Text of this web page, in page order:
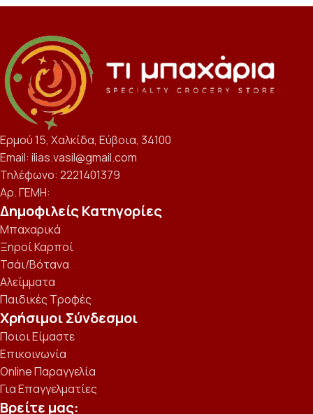
Ερμού 15, Χαλκίδα, Εύβοια, 34100
Email: ilias.vasil@gmail.com
Τηλέφωνο: 2221401379
Αρ. ΓΕΜΗ:
Δημοφιλείς Κατηγορίες
Μπαχαρικά
Ξηροί Καρποί
Τσάι/Βότανα
Αλείμματα
Παιδικές Τροφές
Χρήσιμοι Σύνδεσμοι
Ποιοι Είμαστε
Επικοινωνία
Online Παραγγελία
Για Επαγγελματίες
Βρείτε μας: